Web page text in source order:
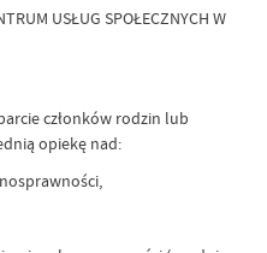
USŁUG SPOŁECZNYCH W
członków rodzin lub
opiekę nad: